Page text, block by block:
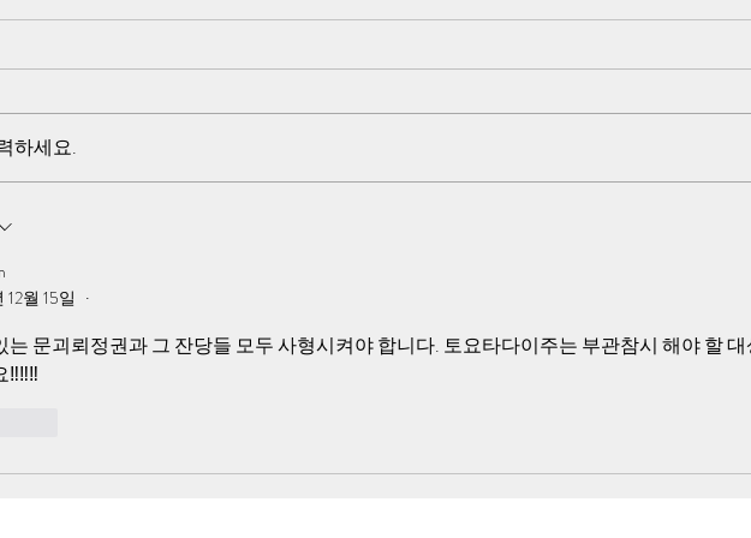
트럼프 성명 영상은
계엄으로 반미선전 선
이재명이 그 과일을 따
정신 헌법 삽입, 헌법
로 국가 정체성을 바꾸
이을설 중장, 김기석 소장, 김대
어떻게 국민의 재산과 생명 국가의
니까?
숙
영상
하세요.
12월 15일
•
는 문괴뢰정권과 그 잔당들 모두 사형시켜야 합니다. 토요타다이주는 부관참시 해야 할
‼️‼️‼️